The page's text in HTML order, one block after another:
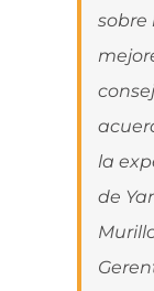
sobre
la
de